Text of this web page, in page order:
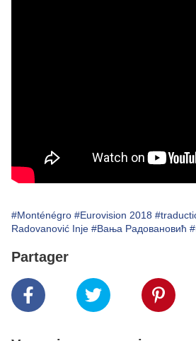
#Monténégro #Eurovision 2018
Radovanović Inje #Вања Радовановић
Partager